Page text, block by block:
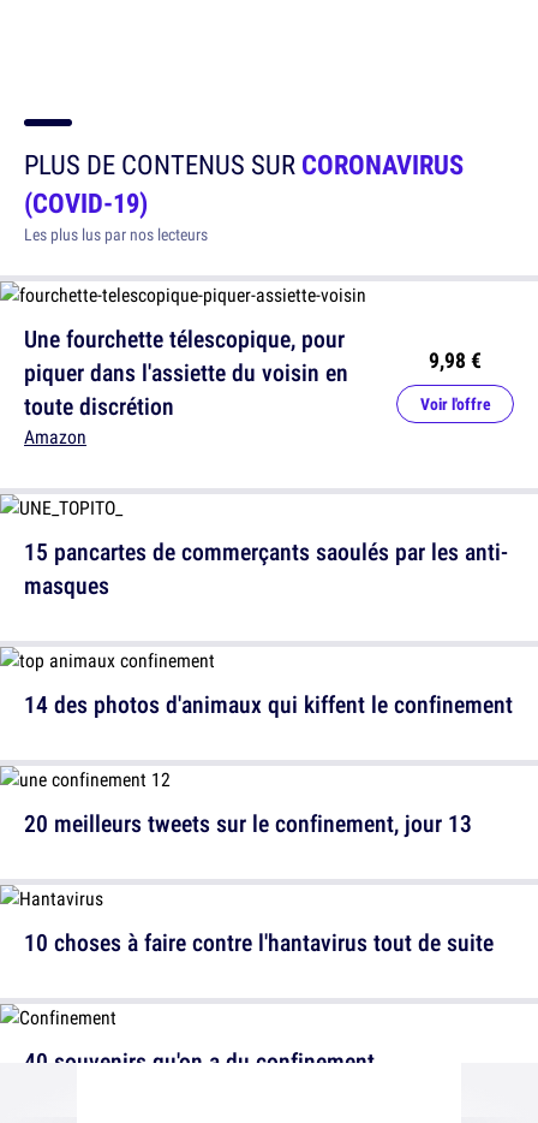
PLUS DE CONTENUS SURCORONAVIRUS
(COVID-19)
Les plus lus par nos lecteurs
Une fourchette télescopique, pour
piquer dans l'assiette du voisin en
toute discrétion
Amazon
9,98 €
Voir l'offre
14 des photos d'animaux qui kiffent le confinement
10 choses à faire contre l'hantavirus tout de suite
15 pancartes de commerçants saoulés par les anti-
masques
20 meilleurs tweets sur le confinement, jour 13
40 souvenirs qu'on a du confinement